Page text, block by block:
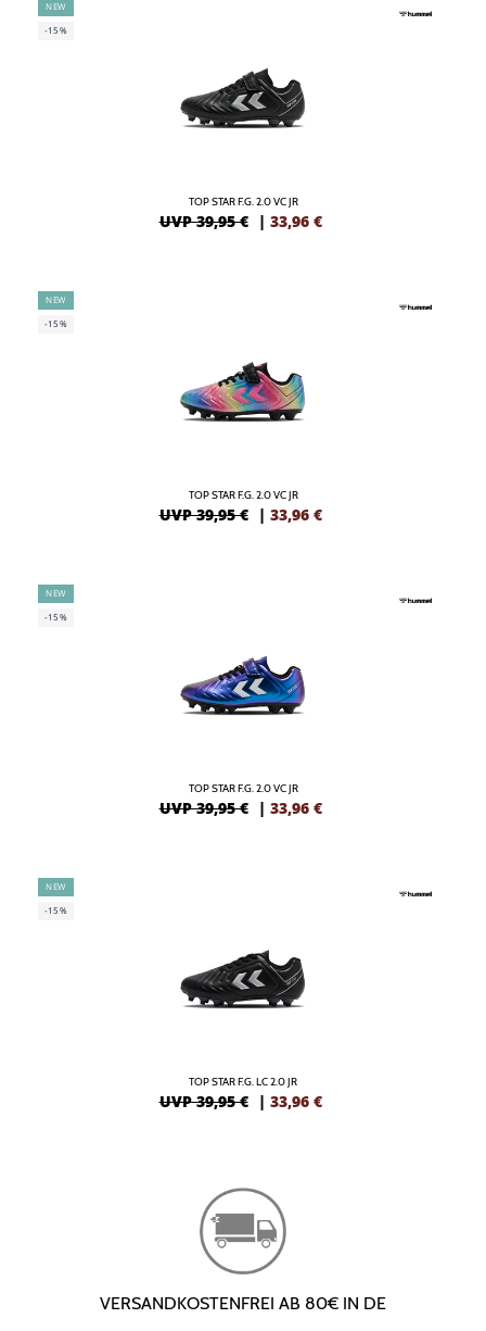
NEW
-15%
TOP STAR F.G. 2.0 VC JR
UVP 39,95 € | 33,96 €
NEW
-15%
TOP STAR F.G. 2.0 VC JR
UVP 39,95 € | 33,96 €
NEW
-15%
TOP STAR F.G. 2.0 VC JR
UVP 39,95 € | 33,96 €
NEW
-15%
TOP STAR F.G. LC 2.0 JR
UVP 39,95 € | 33,96 €
VERSANDKOSTENFREI AB 80€ IN DE